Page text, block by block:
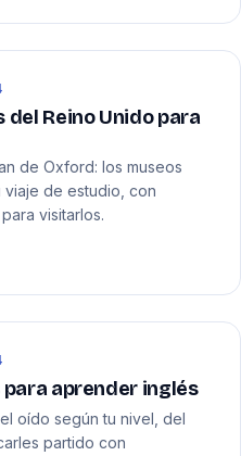
Reino Unido para
de Oxford: los museos
de estudio, con
visitarlos.
aprender inglés
oído según tu nivel, del
partido con